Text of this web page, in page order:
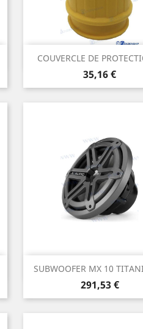
COUVERCLE DE
Prix
35,16 €
Aperçu rapide
SUBWOOFER MX 10
Prix
291,53 €
Aperçu rapide